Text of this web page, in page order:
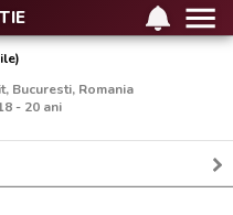
Bucuresti, Romania
- 20 ani